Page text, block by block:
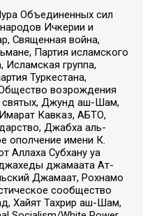
Объединенных сил
Ичкерии и
Священная война,
Партия исламского
группа,
Туркестана,
возрождения
святых, Джунд аш-Шам,
Кавказ, АБТО,
Джабха аль-
ополчение имени К.
Аллаха Субхану уа
джамаата Ат-
Джамаат, Рохнамо
сообщество
Хайят Тахрир аш-Шам,